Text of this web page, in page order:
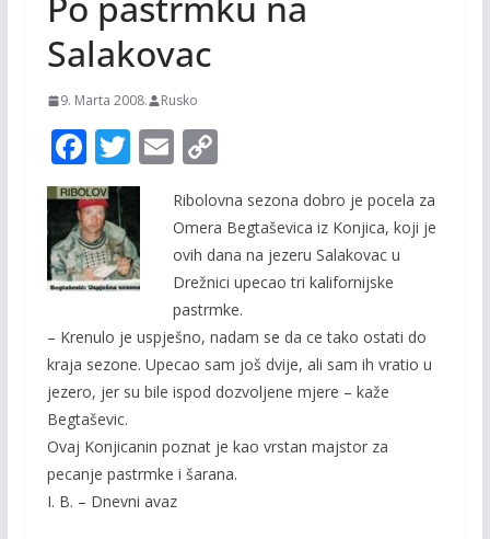
Salakovac
9. Marta 2008. Rusko
F
ac
e
b
o
o
k
T
w
er
E
m
ai
l
C
p
y
Li
n
k
Ribolovna sezona dobro je pocela za
Omera Begtaševica iz Konjica, koji je
ovih dana na jezeru Salakovac u
Drežnici upecao tri kalifornijske
pastrmke.
– Krenulo je uspješno, nadam se da ce tako ostati do
kraja sezone. Upecao sam još dvije, ali sam ih vratio u
jezero, jer su bile ispod dozvoljene mjere – kaže
Begtaševic.
Ovaj Konjicanin poznat je kao vrstan majstor za
pecanje pastrmke i šarana.
I. B. – Dnevni avaz